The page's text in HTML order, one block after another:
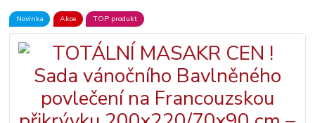
Novinka Akce TOP produkt